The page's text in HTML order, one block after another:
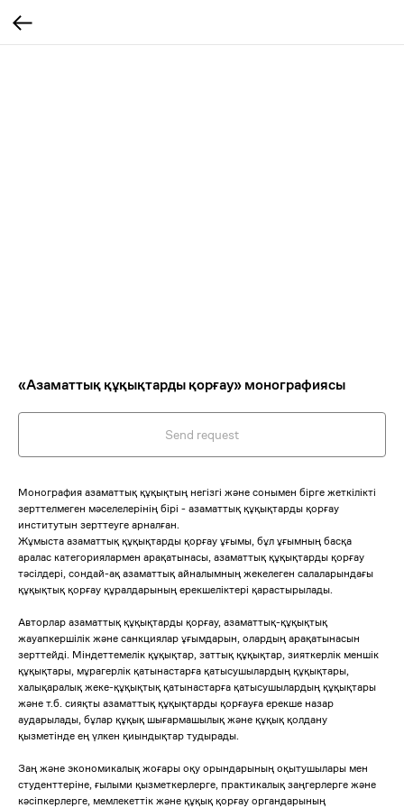
«Азаматтық құқықтарды қорғау» монографиясы
Send request
Монография азаматтық құқықтың негізгі және сонымен бірге жеткілікті
зерттелмеген мәселелерінің бірі - азаматтық құқықтарды қорғау
институтын зерттеуге арналған.
Жұмыста азаматтық құқықтарды қорғау ұғымы, бұл ұғымның басқа
аралас категориялармен арақатынасы, азаматтық құқықтарды қорғау
тәсілдері, сондай-ақ азаматтық айналымның жекелеген салаларындағы
құқықтық қорғау құралдарының ерекшеліктері қарастырылады.
Авторлар азаматтық құқықтарды қорғау, азаматтық-құқықтық
жауапкершілік және санкциялар ұғымдарын, олардың арақатынасын
зерттейді. Міндеттемелік құқықтар, заттық құқықтар, зияткерлік меншік
құқықтары, мұрагерлік қатынастарға қатысушылардың құқықтары,
халықаралық жеке-құқықтық қатынастарға қатысушылардың құқықтары
және т.б. сияқты азаматтық құқықтарды қорғауға ерекше назар
аударылады, бұлар құқық шығармашылық және құқық қолдану
қызметінде ең үлкен қиындықтар тудырады.
Заң және экономикалық жоғары оқу орындарының оқытушылары мен
студенттеріне, ғылыми қызметкерлерге, практикалық заңгерлерге және
кәсіпкерлерге, мемлекеттік және құқық қорғау органдарының